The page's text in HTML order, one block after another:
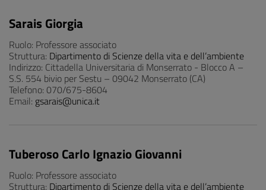
Sarais Giorgia
Ruolo: Professore associato
Struttura: Dipartimento di Scienze della vita e dell’ambiente
Indirizzo: Cittadella Universitaria di Monserrato - Blocco A –
S.S. 554 bivio per Sestu – 09042 Monserrato (CA)
Telefono: 070/675-8604
Email: gsarais@unica.it
Tuberoso Carlo Ignazio Giovanni
Ruolo: Professore associato
Struttura: Dipartimento di Scienze della vita e dell’ambiente